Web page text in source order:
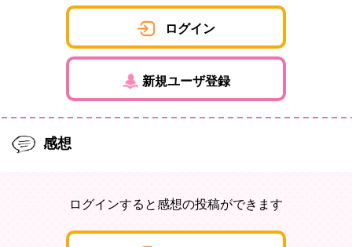
ログイン
新規ユーザ登録
感想
ログインすると感想の投稿ができます